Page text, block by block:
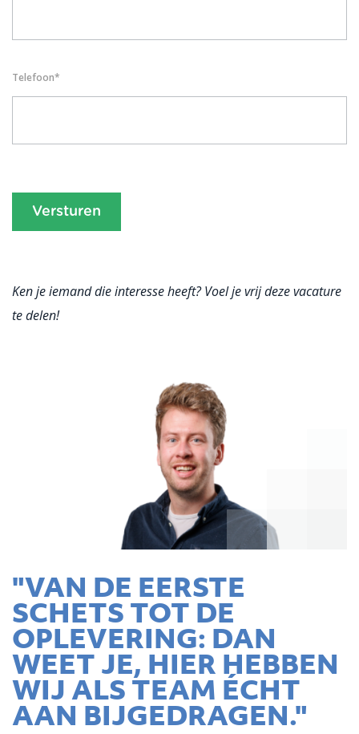
Telefoon*
Ken je iemand die interesse heeft? Voel je vrij deze vacature
te delen!
"VAN DE EERSTE
SCHETS TOT DE
OPLEVERING: DAN
WEET JE, HIER HEBBEN
WIJ ALS TEAM ÉCHT
AAN BIJGEDRAGEN."